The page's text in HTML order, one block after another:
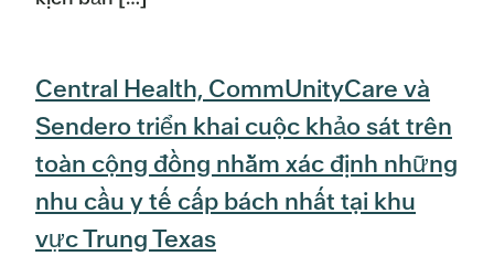
Central Health, CommUnityCare và
Sendero triển khai cuộc khảo sát trên
toàn cộng đồng nhằm xác định những
nhu cầu y tế cấp bách nhất tại khu
vực Trung Texas